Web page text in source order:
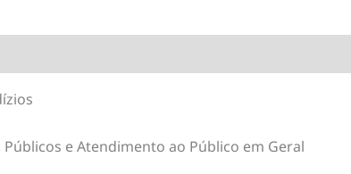
Públicos e Atendimento ao Público em Geral